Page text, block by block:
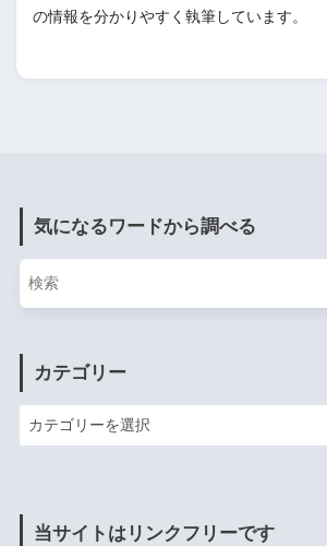
の情報を分かりやすく執筆しています。
気になるワードから調べる
カテゴリー
当サイトはリンクフリーです